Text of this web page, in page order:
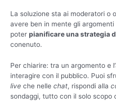
La soluzione sta ai moderatori o
avere ben in mente gli
poterpianificare una strategia
conenuto.
Per chiarire: tra un argomento e
interagire con il pubblico. Puoi
liveche nellechat, rispondi alla
sondaggi, tutto con il solo